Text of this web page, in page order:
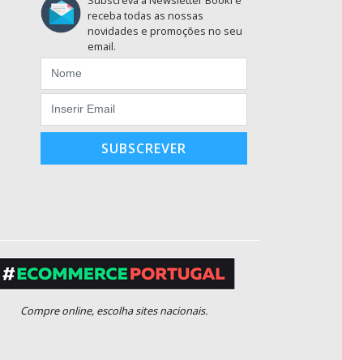
receba todas as nossas
novidades e promoções no seu
email.
SUBSCREVER
Compre online, escolha sites nacionais.